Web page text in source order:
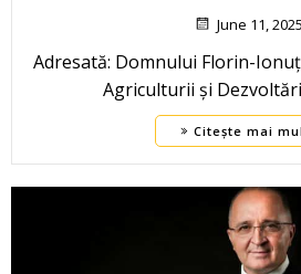
June 11, 2025
Adresată: Domnului Florin-
Agriculturii și
Citește mai